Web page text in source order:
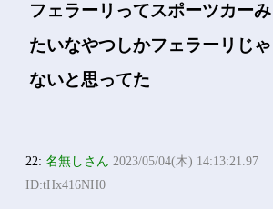
フェラーリってスポーツカーみ
たいなやつしかフェラーリじゃ
ないと思ってた
22:名無しさん 2023/05/04(木) 14:13:21.97
ID:tHx416NH0